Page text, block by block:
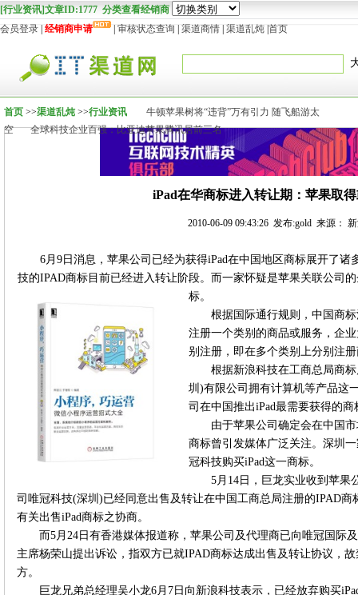
[行业资讯]文章ID:1777 分类查看经销商
会员登录 经销商申请 审核状态查询 渠道商情 渠道乱炖 首页
首页 >>渠道乱炖>>行业资讯
牛顿苹果树将“违背”万有引力 随飞船游太
空
全球科技企业百强：比亚迪苹果腾讯居前三名
iPad在华商标进入转让期：苹果取
2010-06-09 09:43:26 发布:gold 来源：
6月9日消息，苹果公司已经为获得iPad在中国地区商标展开了
技的IPAD商标目前已经进入转让阶段。而一家怀疑是苹果关联公司
标。
根据国际通行规则，中国商
注册一个类别的商品或服务，企
别注册，即在多个类别上分别注
根据新浪科技在工商总局商
圳)有限公司拥有计算机等产品这
司在中国推出iPad最需要获得的
由于苹果公司确定会在中国
商标曾引发媒体广泛关注。深圳
冠科技购买iPad这一商标。
5月14日，巨龙实业收到苹果
司唯冠科技(深圳)已经同意出售及转让在中国工商总局注册的IPAD
有关出售iPad商标之协商。
而5月24日有香港媒体报道称，苹果公司及代理商已向唯冠国际
主席杨荣山提出诉讼，指双方已就IPAD商标达成出售及转让协议，
方。
巨龙兄弟总经理吴小龙6月7日向新浪科技表示，已经放弃购买